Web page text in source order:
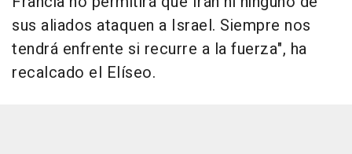
sus aliados ataquen a Israel. Siempre nos
tendrá enfrente si recurre a la fuerza", ha
recalcado el Elíseo.